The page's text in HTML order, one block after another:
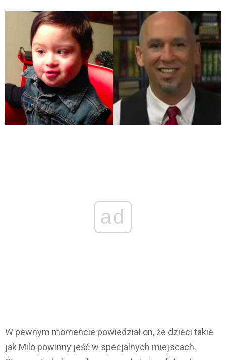
ad
W pewnym momencie powiedział on, że dzieci takie
jak Milo powinny jeść w specjalnych miejscach.